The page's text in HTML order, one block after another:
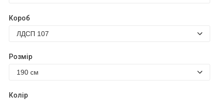
Короб
Розмір
Колір